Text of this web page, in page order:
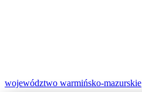
województwo warmińsko-mazurskie